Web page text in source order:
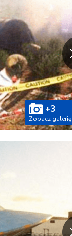
+3
Zobacz galerię